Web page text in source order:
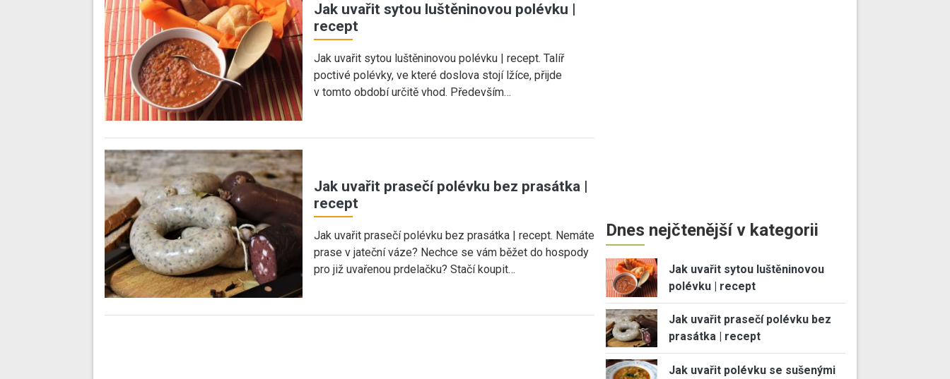
Jak uvařit sytou luštěninovou polévku |
recept
Jak uvařit sytou luštěninovou polévku | recept. Talíř
poctivé polévky, ve které doslova stojí lžíce, přijde
v tomto období určitě vhod. Především…
Jak uvařit prasečí polévku bez prasátka |
recept
Jak uvařit prasečí polévku bez prasátka | recept. Nemáte
prase v jateční váze? Nechce se vám běžet do hospody
pro již uvařenou prdelačku? Stačí koupit…
Dnes nejčtenější v kategorii
Jak uvařit sytou luštěninovou
polévku | recept
Jak uvařit prasečí polévku bez
prasátka | recept
Jak uvařit polévku se sušenými